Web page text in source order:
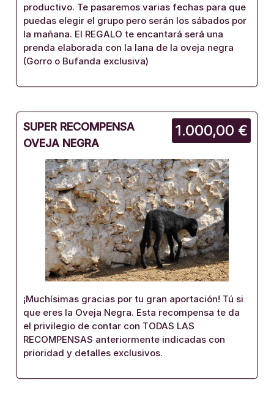
productivo. Te pasaremos varias fechas para que
puedas elegir el grupo pero serán los sábados por
la mañana. El REGALO te encantará será una
prenda elaborada con la lana de la oveja negra
(Gorro o Bufanda exclusiva)
1.000,00 €
SUPER RECOMPENSA
OVEJA NEGRA
¡Muchísimas gracias por tu gran aportación! Tú si
que eres la Oveja Negra. Esta recompensa te da
el privilegio de contar con TODAS LAS
RECOMPENSAS anteriormente indicadas con
prioridad y detalles exclusivos.